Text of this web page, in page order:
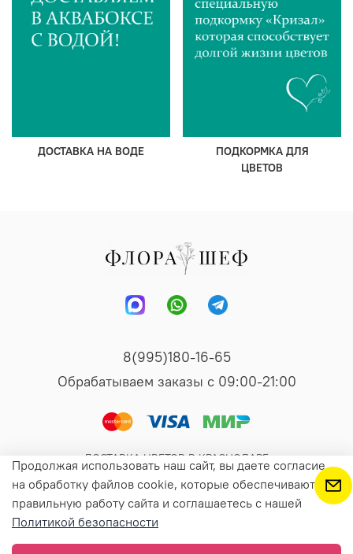
В корзину
ДОСТАВКА НА ВОДЕ
ПОДКОРМКА ДЛЯ
ЦВЕТОВ
8(995)180-16-65
Обрабатываем заказы с 09:00-21:00
ДОСТАВКА ЦВЕТОВ В КРАСНОДАРЕ
Продолжая использовать наш сайт, вы даете согласие
на обработку файлов cookie, которые обеспечивают
правильную работу сайта и соглашаетесь с нашей
Политикой безопасности